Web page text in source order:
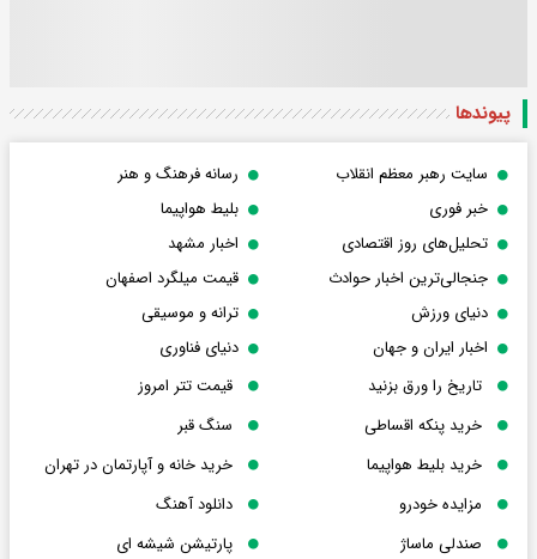
پیوندها
سایت رهبر معظم انقلاب
رسانه فرهنگ و هنر
خبر فوری
بلیط هواپیما
تحلیل‌های روز اقتصادی
اخبار مشهد
جنجالی‌ترین اخبار حوادث
قیمت میلگرد اصفهان
دنیای ورزش
ترانه و موسیقی
اخبار ایران و جهان
دنیای فناوری
تاریخ را ورق بزنید
قیمت تتر امروز
خرید پنکه اقساطی
سنگ قبر
خرید بلیط هواپیما
خرید خانه و آپارتمان در تهران
مزایده خودرو
دانلود آهنگ
صندلی ماساژ
پارتیشن شیشه ای